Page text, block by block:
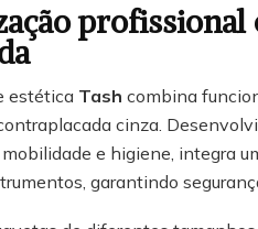
profissional
estética Tash combina
cinza.
e higiene, integra
garantindo